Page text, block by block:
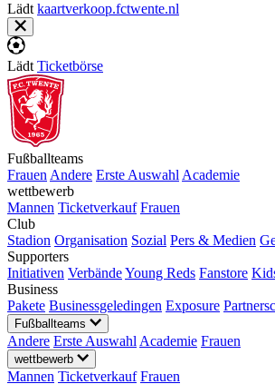
Lädt kaartverkoop.fctwente.nl
Lädt Ticketbörse
Fußballteams
Frauen Andere Erste Auswahl Academie
wettbewerb
Mannen Ticketverkauf Frauen
Club
Stadion Organisation Sozial Pers & Medien
Supporters
Initiativen VerbändeYoung Reds Fanstore
Business
Pakete Businessgeledingen Exposure
Fußballteams
Andere Erste Auswahl Academie Frauen
wettbewerb
Mannen Ticketverkauf Frauen